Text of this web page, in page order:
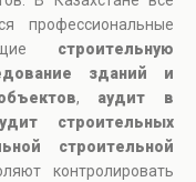
профессиональные
строительную
зданий и
, аудит в
строительных
строительной
контролировать